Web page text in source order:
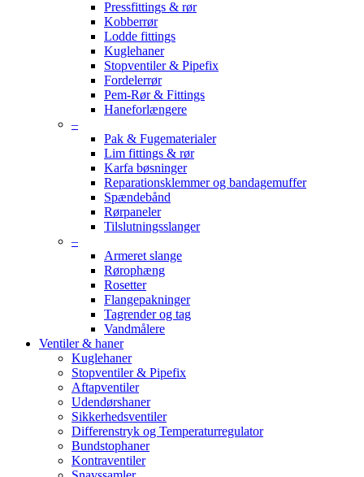
Pressfittings & rør
Kobberrør
Lodde fittings
Kuglehaner
Stopventiler & Pipefix
Fordelerrør
Pem-Rør & Fittings
Haneforlængere
–
Pak & Fugematerialer
Lim fittings & rør
Karfa bøsninger
Reparationsklemmer og bandagemuffer
Spændebånd
Rørpaneler
Tilslutningsslanger
–
Armeret slange
Rørophæng
Rosetter
Flangepakninger
Tagrender og tag
Vandmålere
Ventiler & haner
Kuglehaner
Stopventiler & Pipefix
Aftapventiler
Udendørshaner
Sikkerhedsventiler
Differenstryk og Temperaturregulator
Bundstophaner
Kontraventiler